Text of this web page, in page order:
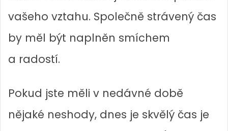
vašeho vztahu. Společně strávený čas
by měl být naplněn smíchem
a radostí.
Pokud jste měli v nedávné době
nějaké neshody, dnes je skvělý čas je